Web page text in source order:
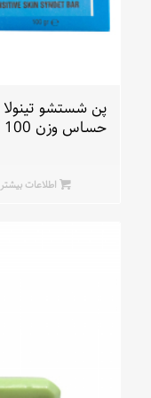
حساس وزن 100 گرم
اطلاعات بیشتر